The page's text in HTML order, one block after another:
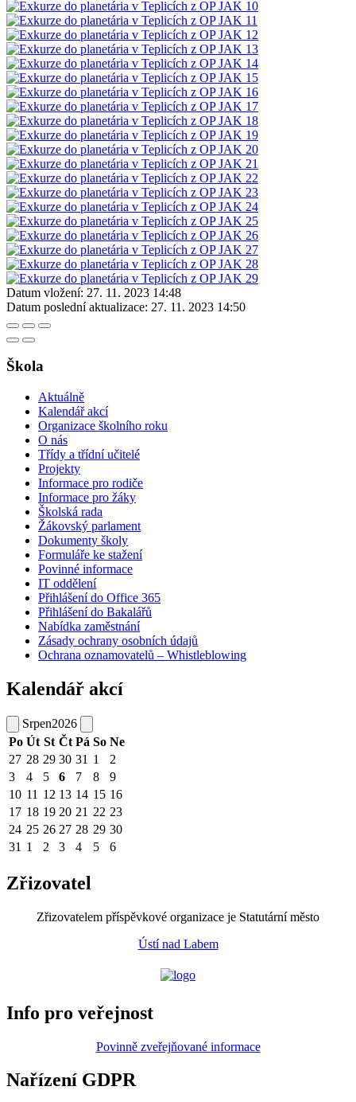
Datum vložení: 27. 11. 2023 14:48
Datum poslední aktualizace: 27. 11. 2023 14:50
Škola
Aktuálně
Kalendář akcí
Organizace školního roku
O nás
Třídy a třídní učitelé
Projekty
Informace pro rodiče
Informace pro žáky
Školská rada
Žákovský parlament
Dokumenty školy
Formuláře ke stažení
Povinné informace
IT oddělení
Přihlášení do Office 365
Přihlášení do Bakalářů
Nabídka zaměstnání
Zásady ochrany osobních údajů
Ochrana oznamovatelů – Whistleblowing
Kalendář akcí
Srpen2026
Po Út St Čt Pá So Ne
27 28 29 30 31 1
2
3
4 5 6 7 8
9
10 11 12 13 14 15 16
17 18 19 20 21 22 23
24 25 26 27 28 29 30
31 1 2 3 4 5 6
Zřizovatel
Zřizovatelem příspěvkové organizace je Statutární město
Ústí nad Labem
Info pro veřejnost
Povinně zveřejňované informace
Nařízení GDPR